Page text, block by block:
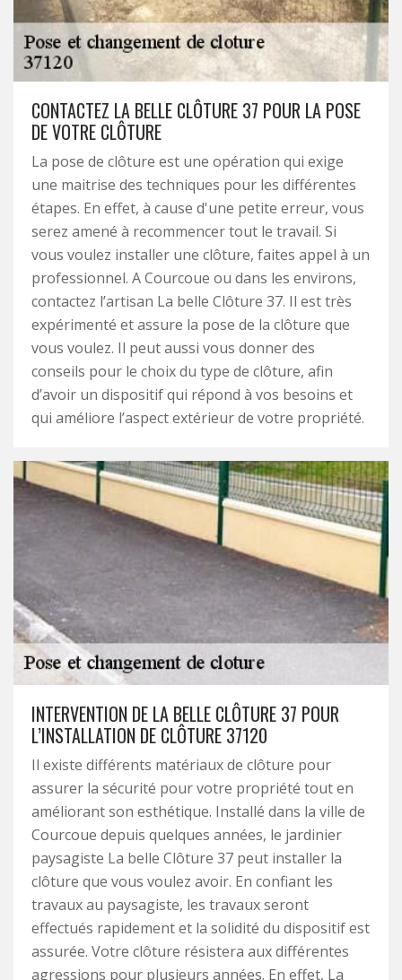
CONTACTEZ LA BELLE CLÔTURE 37 POUR LA POSE
DE VOTRE CLÔTURE
La pose de clôture est une opération qui exige
une maitrise des techniques pour les différentes
étapes. En effet, à cause d'une petite erreur, vous
serez amené à recommencer tout le travail. Si
vous voulez installer une clôture, faites appel à un
professionnel. A Courcoue ou dans les environs,
contactez l’artisan La belle Clôture 37. Il est très
expérimenté et assure la pose de la clôture que
vous voulez. Il peut aussi vous donner des
conseils pour le choix du type de clôture, afin
d’avoir un dispositif qui répond à vos besoins et
qui améliore l’aspect extérieur de votre propriété.
INTERVENTION DE LA BELLE CLÔTURE 37 POUR
L’INSTALLATION DE CLÔTURE 37120
Il existe différents matériaux de clôture pour
assurer la sécurité pour votre propriété tout en
améliorant son esthétique. Installé dans la ville de
Courcoue depuis quelques années, le jardinier
paysagiste La belle Clôture 37 peut installer la
clôture que vous voulez avoir. En confiant les
travaux au paysagiste, les travaux seront
effectués rapidement et la solidité du dispositif est
assurée. Votre clôture résistera aux différentes
agressions pour plusieurs années. En effet, La